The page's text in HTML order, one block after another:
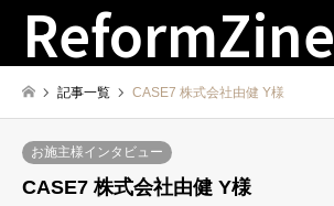
ReformZine
記事一覧 CASE7 株式会社由健 Y様
お施主様インタビュー
CASE7 株式会社由健 Y様